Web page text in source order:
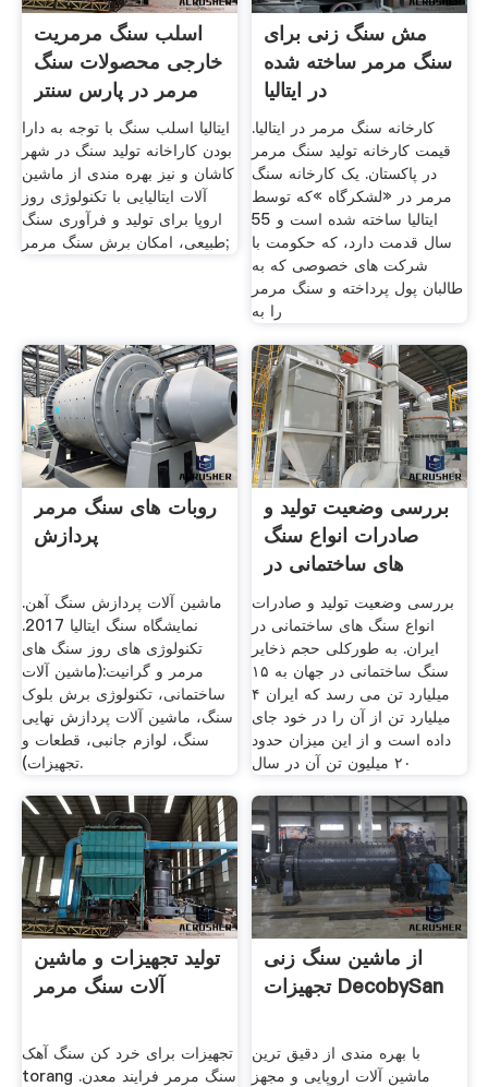
اسلب سنگ مرمریت
خارجی محصولات سنگ
مرمر در پارس سنتر
ایتالیا اسلب سنگ با توجه به دارا
بودن کاراخانه تولید سنگ در شهر
کاشان و نیز بهره مندی از ماشین
آلات ایتالیایی با تکنولوژی روز
اروپا برای تولید و فرآوری سنگ
طبیعی، امکان برش سنگ مرمر;
مش سنگ زنی برای
سنگ مرمر ساخته شده
در ایتالیا
کارخانه سنگ مرمر در ایتالیا.
قیمت کارخانه تولید سنگ مرمر
در پاکستان. یک کارخانه سنگ
مرمر در «لشکرگاه »که توسط
ایتالیا ساخته شده است و 55
سال قدمت دارد، که حکومت با
شرکت های خصوصی که به
طالبان پول پرداخته و سنگ مرمر
را به
روبات های سنگ مرمر
پردازش
ماشین آلات پردازش سنگ آهن.
نمایشگاه سنگ ایتالیا 2017.
تکنولوژی های روز سنگ های
مرمر و گرانیت:(ماشین آلات
ساختمانی، تکنولوژی برش بلوک
سنگ، ماشین آلات پردازش نهایی
سنگ، لوازم جانبی، قطعات و
تجهیزات).
بررسی وضعیت تولید و
صادرات انواع سنگ
های ساختمانی در
بررسی وضعیت تولید و صادرات
انواع سنگ های ساختمانی در
ایران. به طورکلی حجم ذخایر
سنگ ساختمانی در جهان به ۱۵
میلیارد تن می رسد که ایران ۴
میلیارد تن از آن را در خود جای
داده است و از این میزان حدود
۲۰ میلیون تن آن در سال
تولید تجهیزات و ماشین
آلات سنگ مرمر
تجهیزات برای خرد کن سنگ آهک
torang سنگ مرمر فرایند معدن.
از ماشین سنگ زنی
تجهیزات DecobySan
با بهره مندی از دقیق ترین
ماشین آلات اروپایی و مجهز